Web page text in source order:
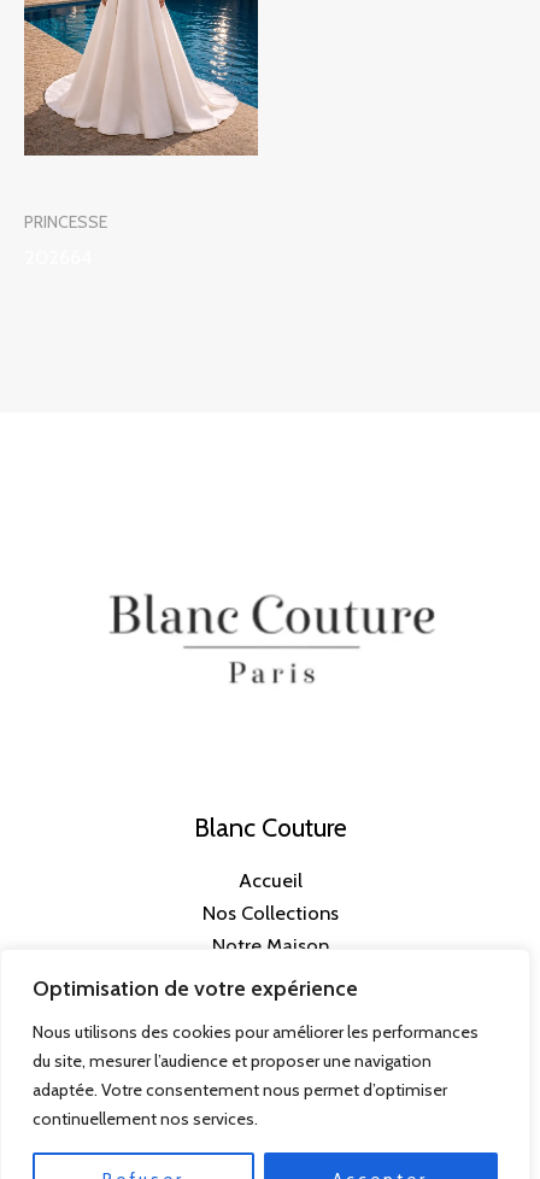
Optimisation de votre expérience
Nous utilisons des cookies pour améliorer les performances
du site, mesurer l’audience et proposer une navigation
adaptée. Votre consentement nous permet d’optimiser
continuellement nos services.
PRINCESSE
Blanc Couture
Accueil
Nos Collections
Notre Maison
Prendre rendez-vous
Mentions Légales